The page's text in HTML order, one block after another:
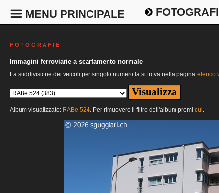
MENU PRINCIPALE
F O T O G R A F I E
Immagini ferroviarie a scartamento normale
La suddivisione dei veicoli per singolo numero la si trova nella pagina 'elenco
Album visualizzato: RABe 524. Per rimuovere il filtro dell'album premi qui.